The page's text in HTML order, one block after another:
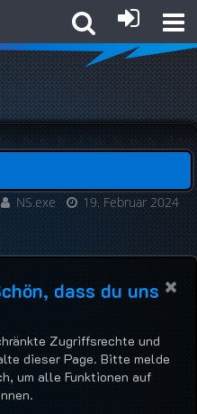
NS.exe
19. Februar 2024
dass du uns
Zugriffsrechte und
dieser Page. Bitte melde
um alle Funktionen auf